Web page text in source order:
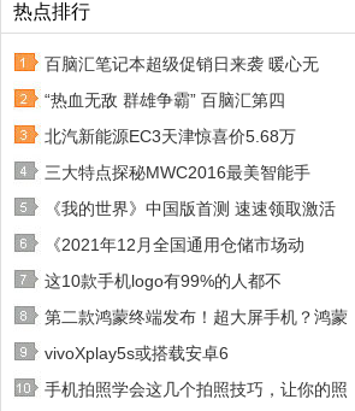
热点排行
百脑汇笔记本超级促销日来袭 暖心无
“热血无敌 群雄争霸” 百脑汇第四
北汽新能源EC3天津惊喜价5.68万
三大特点探秘MWC2016最美智能手
《我的世界》中国版首测 速速领取激活
《2021年12月全国通用仓储市场动
这10款手机logo有99%的人都不
第二款鸿蒙终端发布！超大屏手机？鸿蒙
vivoXplay5s或搭载安卓6
手机拍照学会这几个拍照技巧，让你的照